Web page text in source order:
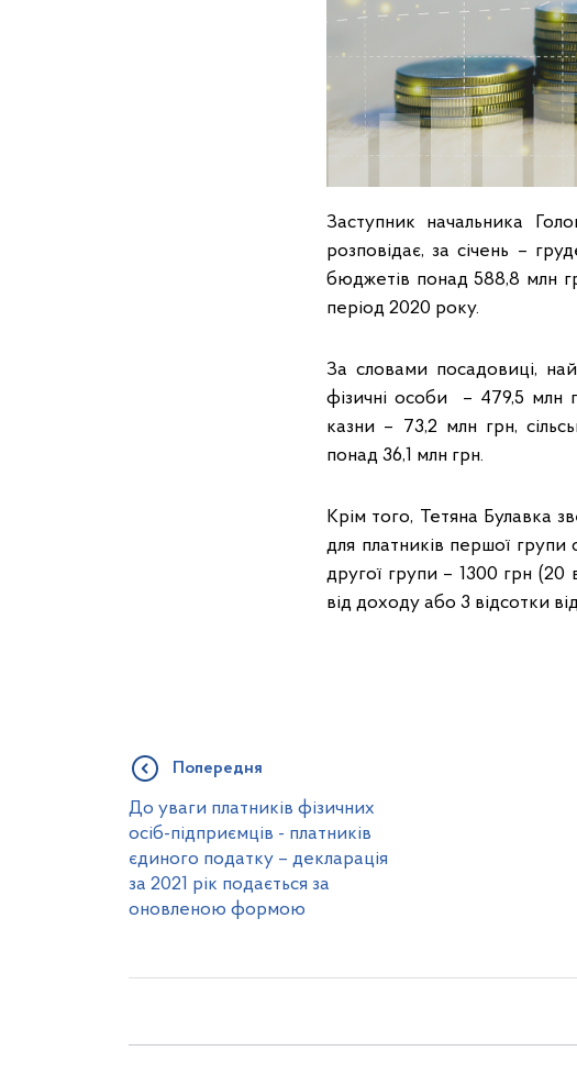
Заступник начальника
розповідає, за січень –
бюджетів понад 588,8 млн
період 2020 року.
За словами посадовиці,
фізичні особи – 479,5 млн
казни – 73,2 млн грн,
понад 36,1 млн грн.
Крім того, Тетяна Булавка
для платників першої групи
другої групи – 1300 грн (20
від доходу або 3 відсотки
Попередня
До уваги платників фізичних
осіб-підприємців - платників
єдиного податку – декларація
за 2021 рік подається за
оновленою формою